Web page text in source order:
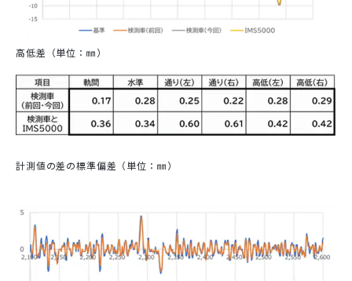
高低差（単位：㎜）
計測値の差の標準偏差（単位：㎜）